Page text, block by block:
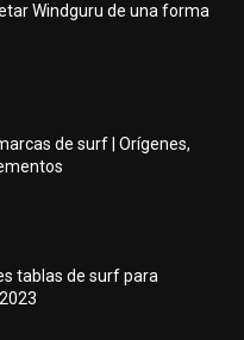
Windguru de una forma
de surf | Orígenes,
tablas de surf para